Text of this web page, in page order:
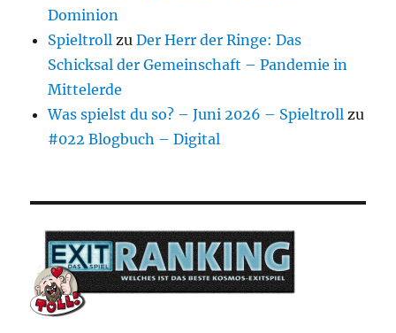
Dominion
Spieltroll zuDer Herr der Ringe: Das
Schicksal der Gemeinschaft – Pandemie in
Mittelerde
Was spielst du so? – Juni 2026 – Spieltroll zu
#022 Blogbuch – Digital